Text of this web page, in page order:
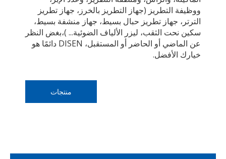
ووظيفة التطريز (جهاز التطريز بالخرز، جهاز تطريز
الترتر، جهاز تطريز حبال بسيط، جهاز منشفة بسيط،
سكين نحت الثقب، ليزر الألياف الضوئية... )،بغض النظر
عن الماضي أو الحاضر أو ​​المستقبل، DISEN دائمًا هو
خيارك الأفضل.
منتجات